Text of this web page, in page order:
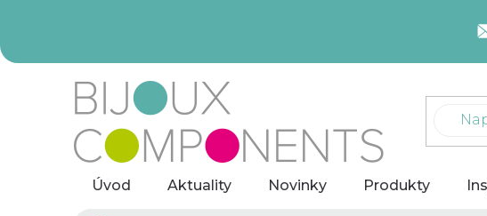
Úvod Aktuality Novinky Produkty